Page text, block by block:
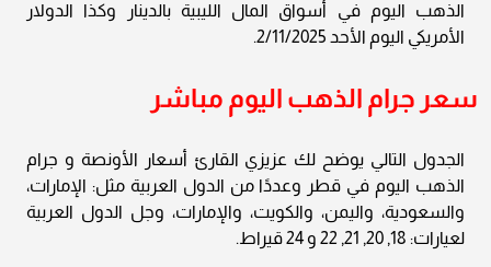
الذهب اليوم في أسواق المال الليبية بالدينار وكذا الدولار
الأمريكي اليوم الأحد 2/11/2025.
سعر جرام الذهب اليوم مباشر
الجدول التالي يوضح لك عزيزي القارئ أسعار الأونصة و جرام
الذهب اليوم في قطر وعددًا من الدول العربية مثل: الإمارات،
والسعودية، واليمن، والكويت، والإمارات، وجل الدول العربية
لعيارات: 18, 20, 21, 22 و 24 قيراط.